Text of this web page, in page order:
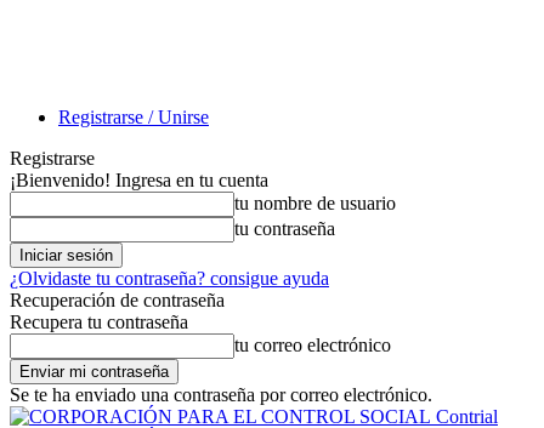
Registrarse / Unirse
Registrarse
¡Bienvenido! Ingresa en tu cuenta
tu nombre de usuario
tu contraseña
¿Olvidaste tu contraseña? consigue ayuda
Recuperación de contraseña
Recupera tu contraseña
tu correo electrónico
Se te ha enviado una contraseña por correo electrónico.
Contrial